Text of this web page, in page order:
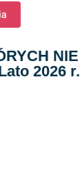
NIE
2026 r.